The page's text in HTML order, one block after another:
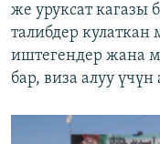
же уруксат кагазы
талибдер кулаткан
иштегендер жана
бар, виза алуу